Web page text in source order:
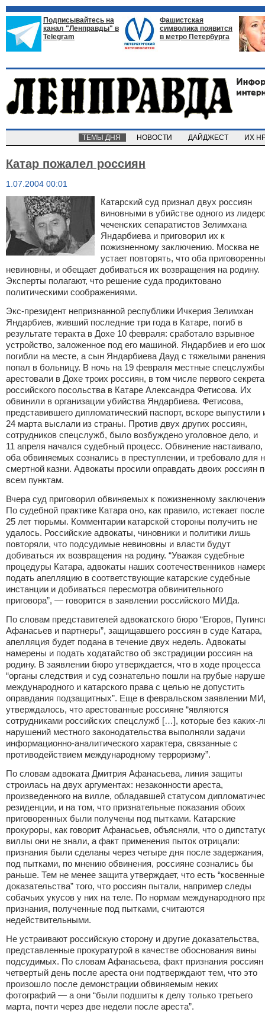
Подписывайтесь на
канал "Ленправды" в
Telegram
Фашистская
символика появится
в метро Петербурга
ТЕМЫ ДНЯ НОВОСТИ ДАЙДЖЕСТ ИХ
Катар пожалел россиян
1.07.2004 00:01
Катарский суд признал двух россиян
виновными в убийстве одного из
чеченских сепаратистов Зелимхана
Яндарбиева и приговорил их к
пожизненному заключению. Москва не
устает повторять, что оба
невиновны, и обещает добиваться их возвращения на родину.
Эксперты полагают, что решение суда продиктовано
политическими соображениями.
Экс-президент непризнанной республики Ичкерия Зелимхан
Яндарбиев, живший последние три года в Катаре, погиб в
результате теракта в Дохе 10 февраля: сработало взрывное
устройство, заложенное под его машиной. Яндарбиев и его
погибли на месте, а сын Яндарбиева Дауд с тяжелыми
попал в больницу. В ночь на 19 февраля местные спецслужбы
арестовали в Дохе троих россиян, в том числе первого
российского посольства в Катаре Александра Фетисова. Их
обвинили в организации убийства Яндарбиева. Фетисова,
представившего дипломатический паспорт, вскоре выпустили
24 марта выслали из страны. Против двух других россиян,
сотрудников спецслужб, было возбуждено уголовное дело, и
11 апреля начался судебный процесс. Обвинение настаивало,
оба обвиняемых сознались в преступлении, и требовало для
смертной казни. Адвокаты просили оправдать двоих россиян
всем пунктам.
Вчера суд приговорил обвиняемых к пожизненному
По судебной практике Катара оно, как правило, истекает после
25 лет тюрьмы. Комментарии катарской стороны получить не
удалось. Российские адвокаты, чиновники и политики лишь
повторяли, что подсудимые невиновны и власти будут
добиваться их возвращения на родину. “Уважая судебные
процедуры Катара, адвокаты наших соотечественников
подать апелляцию в соответствующие катарские судебные
инстанции и добиваться пересмотра обвинительного
приговора”, — говорится в заявлении российского МИДа.
По словам представителей адвокатского бюро “Егоров,
Афанасьев и партнеры”, защищавшего россиян в суде Катара,
апелляция будет подана в течение двух недель. Адвокаты
намерены и подать ходатайство об экстрадиции россиян на
родину. В заявлении бюро утверждается, что в ходе процесса
“органы следствия и суд сознательно пошли на грубые
международного и катарского права с целью не допустить
оправдания подзащитных”. Еще в февральском заявлении
утверждалось, что арестованные россияне “являются
сотрудниками российских спецслужб […], которые без каких-
нарушений местного законодательства выполняли задачи
информационно-аналитического характера, связанные с
противодействием международному терроризму”.
По словам адвоката Дмитрия Афанасьева, линия защиты
строилась на двух аргументах: незаконности ареста,
произведенного на вилле, обладавшей статусом
резиденции, и на том, что признательные показания обоих
приговоренных были получены под пытками. Катарские
прокуроры, как говорит Афанасьев, объясняли, что о
виллы они не знали, а факт применения пыток отрицали:
признания были сделаны через четыре дня после
под пытками, по мнению обвинения, россияне сознались бы
раньше. Тем не менее защита утверждает, что есть “косвенные
доказательства” того, что россиян пытали, например следы
собачьих укусов у них на теле. По нормам международного
признания, полученные под пытками, считаются
недействительными.
Не устраивают российскую сторону и другие доказательства,
представленные прокуратурой в качестве обоснования вины
подсудимых. По словам Афанасьева, факт признания россиян
четвертый день после ареста они подтверждают тем, что это
произошло после демонстрации обвиняемым неких
фотографий — а они “были подшиты к делу только третьего
марта, почти через две недели после ареста”.